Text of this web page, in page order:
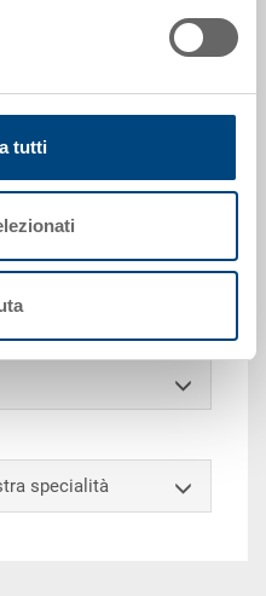
tuttiRAL 5012, esterno
altezza interna 300
24.0 l, pareti chiuse,
senza supporti
specialità